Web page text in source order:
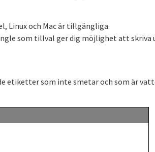
Linux och Mac är tillgängliga.
som tillval ger dig möjlighet att skriva
etiketter som inte smetar och som är